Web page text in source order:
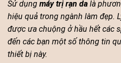
Sử dụng máy trị rạn da là
hiệu quả trong ngành làm đẹp.
được ưa chuộng ở hầu hết các
đến các bạn một số thông tin
thiết bị này.